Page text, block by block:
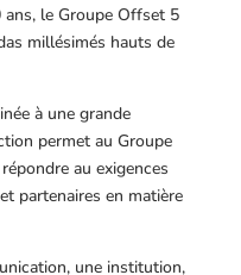
le Groupe Offset 5
millésimés hauts de
à une grande
permet au Groupe
au exigences
partenaires en matière
une institution,